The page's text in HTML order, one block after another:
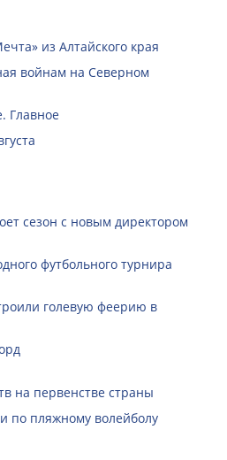
из Алтайского края
войнам на Северном
Главное
сезон с новым директором
футбольного турнира
голевую феерию в
на первенстве страны
по пляжному волейболу